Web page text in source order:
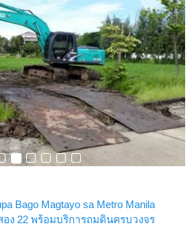
Bago Magtayo sa Metro Manila
ง 22 พร้อมบริการถมดินครบวงจร